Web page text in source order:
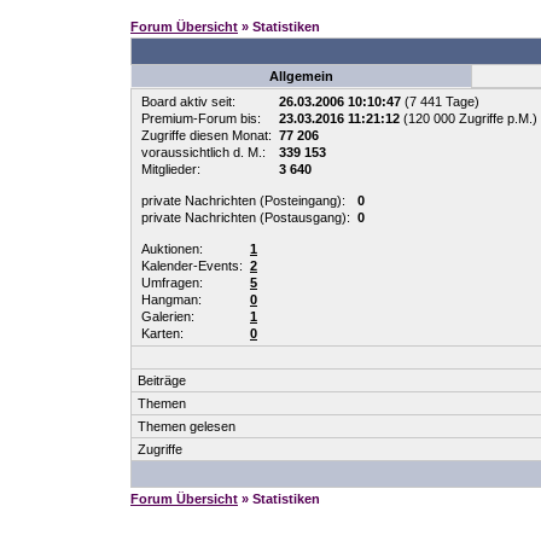
Forum Übersicht » Statistiken
Allgemein
Board aktiv seit:
26.03.2006 10:10:47 (7 441 Tage)
Premium-Forum bis:
23.03.2016 11:21:12 (120 000 Zugriffe p.M.)
Zugriffe diesen Monat: 77 206
voraussichtlich d. M.:
339 153
Mitglieder:
3 640
private Nachrichten (Posteingang):
0
private Nachrichten (Postausgang): 0
Auktionen:
1
Kalender-Events: 2
Umfragen:
5
Hangman:
0
Galerien:
1
Karten:
0
Beiträge
Themen
Themen gelesen
Zugriffe
Forum Übersicht » Statistiken